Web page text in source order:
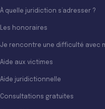
À quelle juridiction s’adresser ?
Les honoraires
Je rencontre une difficulté avec
Aide aux victimes
Aide juridictionnelle
Consultations gratuites